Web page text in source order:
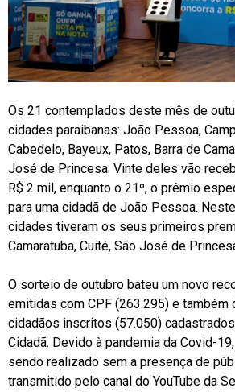
Os 21 contemplados deste mês de
cidades paraibanas: João Pessoa,
Cabedelo, Bayeux, Patos, Barra de
José de Princesa. Vinte deles vão
R$ 2 mil, enquanto o 21º, o prêmio
para uma cidadã de João Pessoa.
cidades tiveram os seus primeiros
Camaratuba, Cuité, São José de
O sorteio de outubro bateu um novo
emitidas com CPF (263.295) e também
cidadãos inscritos (57.050)
Cidadã. Devido à pandemia da Covid-
sendo realizado sem a presença de
transmitido pelo canal do YouTube da